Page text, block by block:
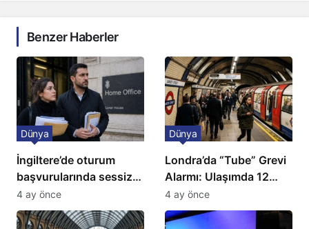
Benzer Haberler
İngiltere’de oturum
başvurularında sessiz
kriz: Büyükelçilikten
açıklama!
Dünya
4 ay önce
Londra’da “Tube” Grevi
Alarmı: Ulaşımda 12
Günlük Kaos Kapıda
Dünya
4 ay önce